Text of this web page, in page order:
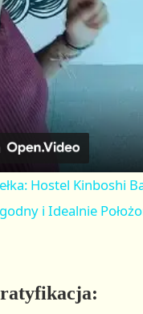
a
V
i
Hostel Kinboshi
i Idealnie